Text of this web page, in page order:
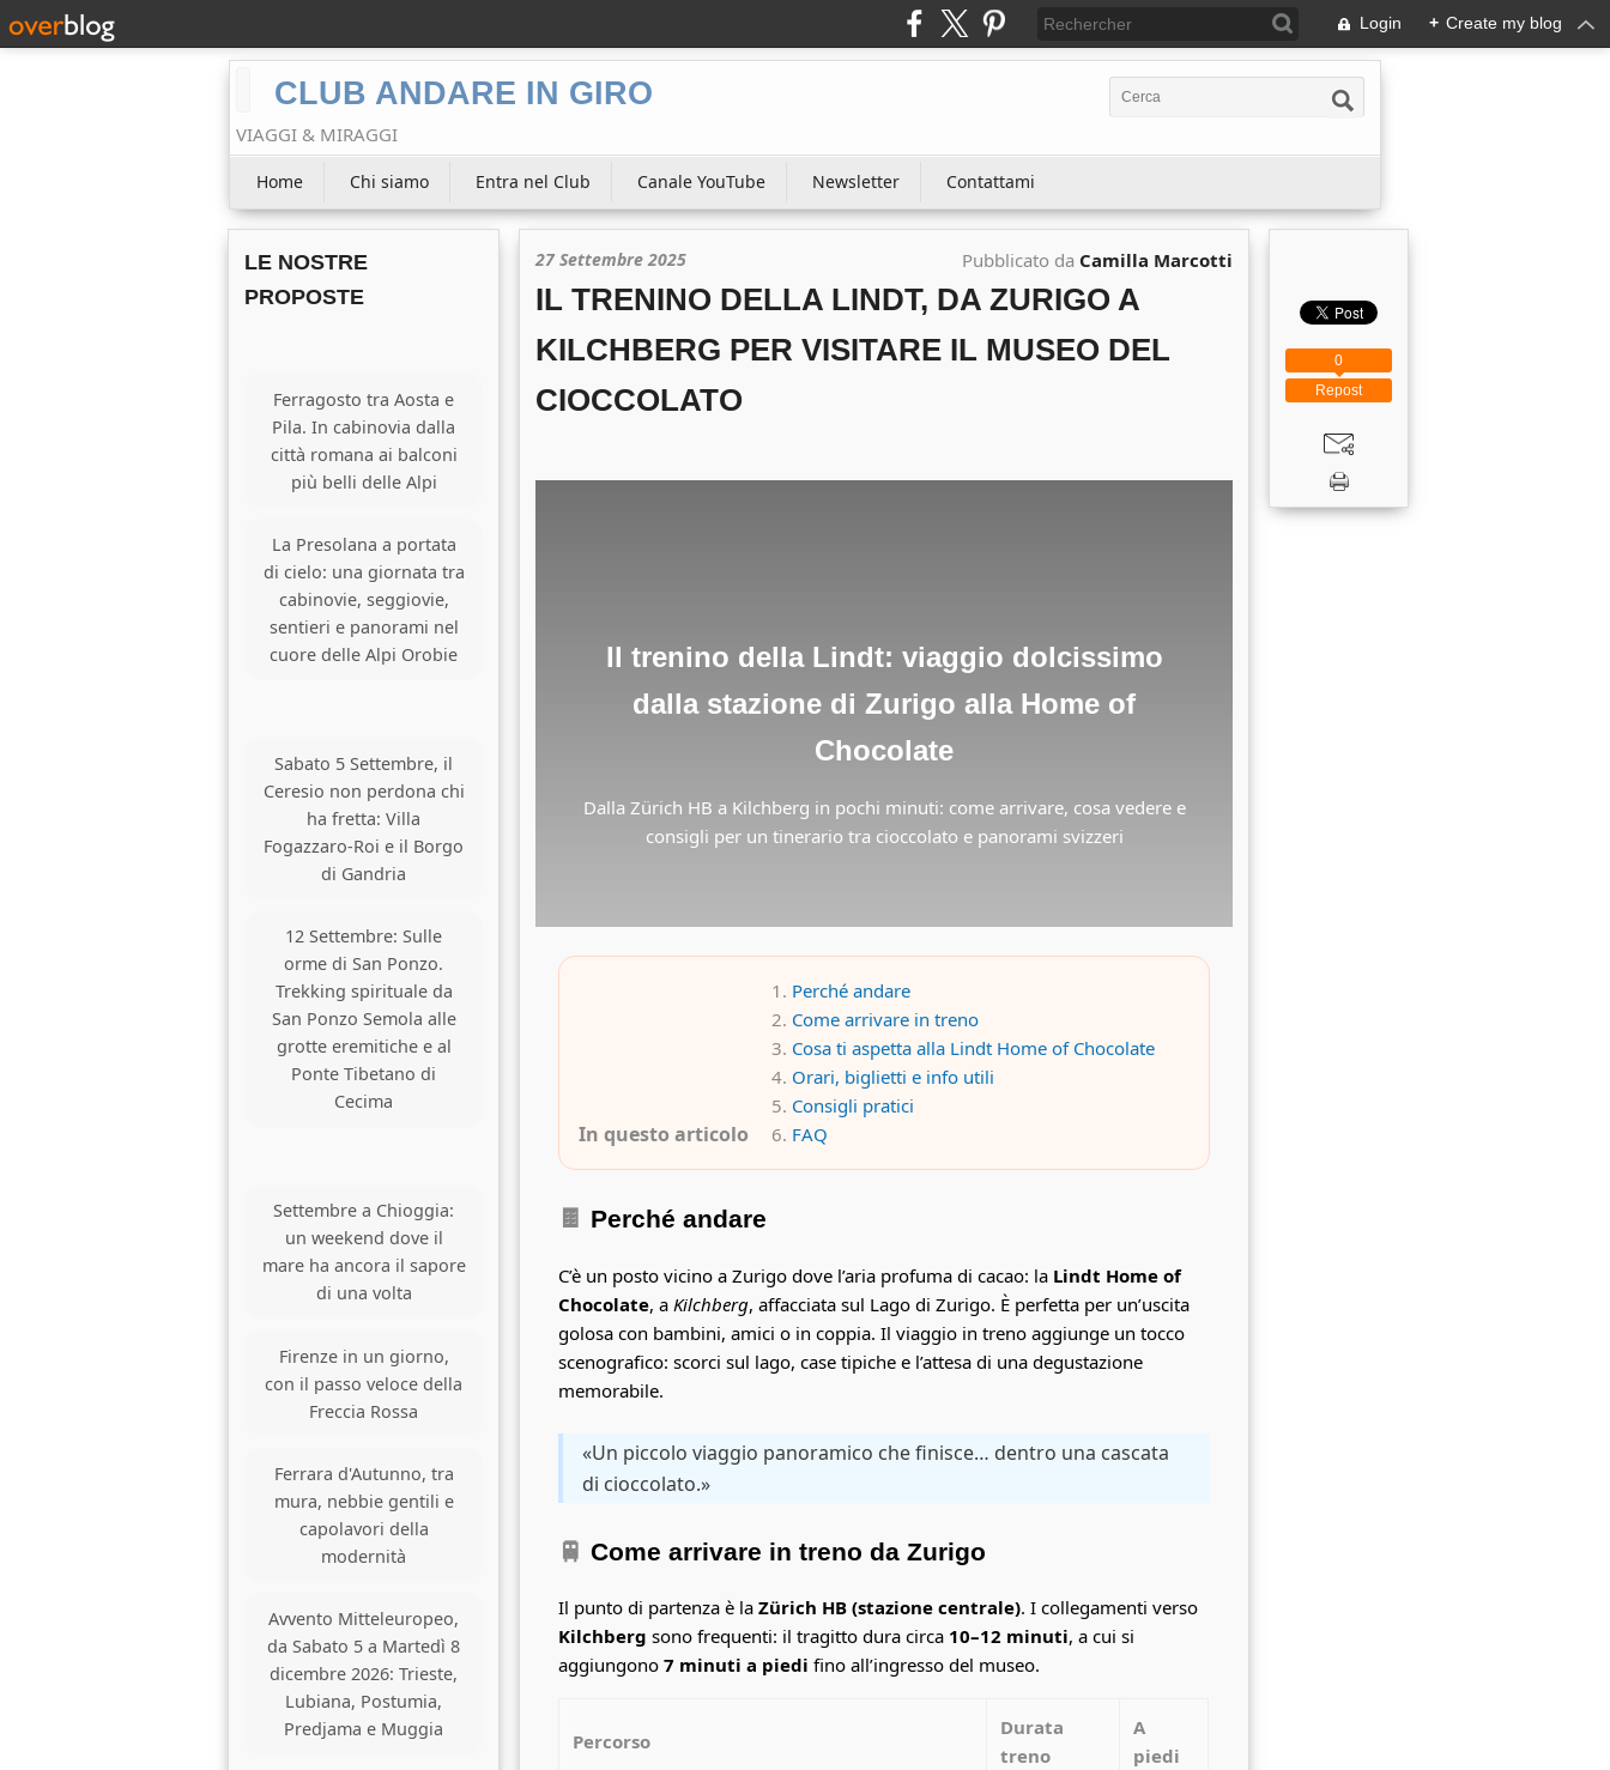
Login + Create my blog
CLUB ANDARE IN GIRO
VIAGGI & MIRAGGI
Home Chi siamo Entra nel Club Canale YouTube Newsletter Contattami
LE NOSTRE
PROPOSTE
Ferragosto tra Aosta e
Pila. In cabinovia dalla
città romana ai balconi
più belli delle Alpi
La Presolana a portata
di cielo: una giornata tra
cabinovie, seggiovie,
sentieri e panorami nel
cuore delle Alpi Orobie
Sabato 5 Settembre, il
Ceresio non perdona chi
ha fretta: Villa
Fogazzaro-Roi e il Borgo
di Gandria
12 Settembre: Sulle
orme di San Ponzo.
Trekking spirituale da
San Ponzo Semola alle
grotte eremitiche e al
Ponte Tibetano di
Cecima
Settembre a Chioggia:
un weekend dove il
mare ha ancora il sapore
di una volta
Firenze in un giorno,
con il passo veloce della
Freccia Rossa
Ferrara d'Autunno, tra
mura, nebbie gentili e
capolavori della
modernità
Avvento Mitteleuropeo,
da Sabato 5 a Martedì 8
dicembre 2026: Trieste,
Lubiana, Postumia,
Predjama e Muggia
27 Settembre 2025 Pubblicato da Camilla Marcotti
IL TRENINO DELLA LINDT, DA ZURIGO A
KILCHBERG PER VISITARE IL MUSEO DEL
CIOCCOLATO
Il trenino della Lindt: viaggio dolcissimo
dalla stazione di Zurigo alla Home of
Chocolate
Dalla Zürich HB a Kilchberg in pochi minuti: come arrivare, cosa vedere e
consigli per un tinerario tra cioccolato e panorami svizzeri
In questo articolo
Perché andare
Come arrivare in treno
Cosa ti aspetta alla Lindt Home of Chocolate
Orari, biglietti e info utili
Consigli pratici
FAQ
🍫 Perché andare
C’è un posto vicino a Zurigo dove l’aria profuma di cacao: la Lindt Home of
Chocolate, a Kilchberg, affacciata sul Lago di Zurigo. È perfetta per un’uscita
golosa con bambini, amici o in coppia. Il viaggio in treno aggiunge un tocco
scenografico: scorci sul lago, case tipiche e l’attesa di una degustazione
memorabile.
«Un piccolo viaggio panoramico che finisce… dentro una cascata
di cioccolato.»
🚆Come arrivare in treno da Zurigo
Il punto di partenza è laZürich HB (stazione centrale). I collegamenti verso
Kilchberg sono frequenti: il tragitto dura circa 10–12 minuti, a cui si
aggiungono7 minuti a piedi fino all’ingresso del museo.
Percorso
Durata
treno
A
piedi
Repost
0